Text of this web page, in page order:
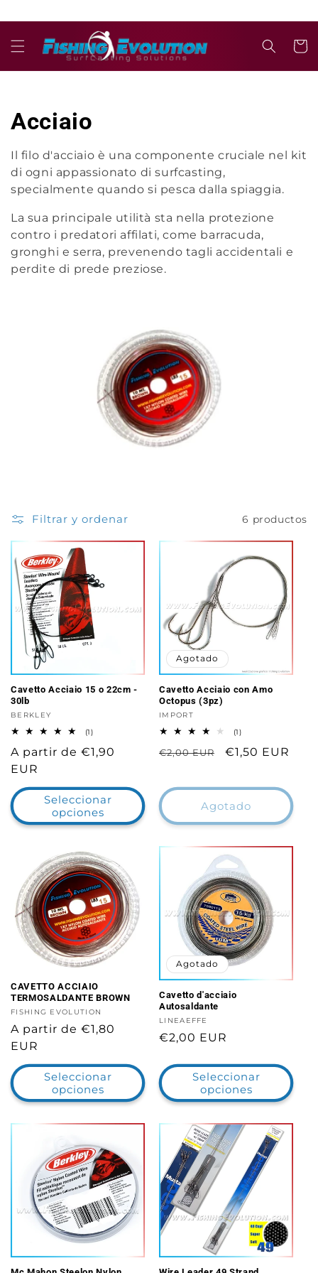
Carrito
C
o
l
e
c
c
Acciaio
Il filo d'acciaio è una componente cruciale nel kit
di ogni appassionato di surfcasting,
specialmente quando si pesca dalla spiaggia.
La sua principale utilità sta nella protezione
contro i predatori affilati, come barracuda,
gronghi e serra, prevenendo tagli accidentali e
perdite di prede preziose.
Filtrar y ordenar 6 productos
Cavetto Acciaio 15 o 22cm -
30lb
Proveedor:
BERKLEY
(1)1
totales
Precio
habitual
A partir de €1,90
EUR
Seleccionar
opciones
Agotado
Cavetto Acciaio con Amo
Octopus (3pz)
Proveedor:
IMPORT
(1)1
totales
Precio
€2,00 EUR
Precio
oferta
€1,50 EUR
Agotado
CAVETTO ACCIAIO
TERMOSALDANTE BROWN
Proveedor:
FISHING EVOLUTION
Precio
habitual
A partir de €1,80
EUR
Seleccionar
opciones
Agotado
Cavetto d'acciaio
Autosaldante
Proveedor:
LINEAEFFE
Precio
€2,00 EUR
Seleccionar
opciones